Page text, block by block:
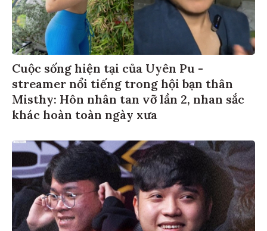
Cuộc sống hiện tại của Uyên Pu -
streamer nổi tiếng trong hội bạn thân
Misthy: Hôn nhân tan vỡ lần 2, nhan sắc
khác hoàn toàn ngày xưa